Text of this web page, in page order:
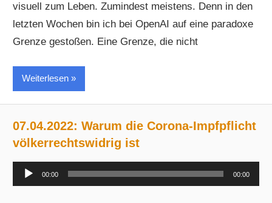
visuell zum Leben. Zumindest meistens. Denn in den
letzten Wochen bin ich bei OpenAI auf eine paradoxe
Grenze gestoßen. Eine Grenze, die nicht
Weiterlesen
07.04.2022: Warum die Corona-Impfpflicht
völkerrechtswidrig ist
Audio-
Player
00:00 00:00